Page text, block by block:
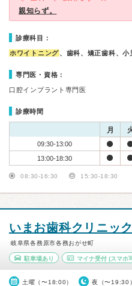
親知らず。
診療科目：
ホワイトニング、歯科、矯正歯科、小
専門医・資格：
口腔インプラント専門医
診療時間
月
09:30-13:00
13:00-18:30
08:30-16:30 15:30-18:30
いまお歯科クリニック
岐阜県各務原市各務おがせ町
駐車場あり マイナ受付(スマホ
土曜（〜18:00） 夜（〜19:30）